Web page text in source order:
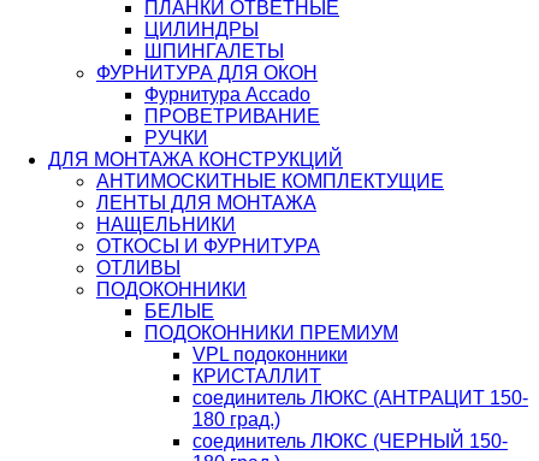
ПЛАНКИ ОТВЕТНЫЕ
ЦИЛИНДРЫ
ШПИНГАЛЕТЫ
ФУРНИТУРА ДЛЯ ОКОН
Фурнитура Accado
ПРОВЕТРИВАНИЕ
РУЧКИ
ДЛЯ МОНТАЖА КОНСТРУКЦИЙ
АНТИМОСКИТНЫЕ КОМПЛЕКТУЩИЕ
ЛЕНТЫ ДЛЯ МОНТАЖА
НАЩЕЛЬНИКИ
ОТКОСЫ И ФУРНИТУРА
ОТЛИВЫ
ПОДОКОННИКИ
БЕЛЫЕ
ПОДОКОННИКИ ПРЕМИУМ
VPL подоконники
КРИСТАЛЛИТ
соединитель ЛЮКС (АНТРАЦИТ 150-
180 град.)
соединитель ЛЮКС (ЧЕРНЫЙ 150-